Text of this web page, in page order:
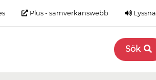
Plus - samverkanswebb Lyssna
Sök